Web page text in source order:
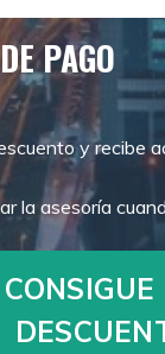
PAGO
y recibe
la asesoría
CONSIGUE